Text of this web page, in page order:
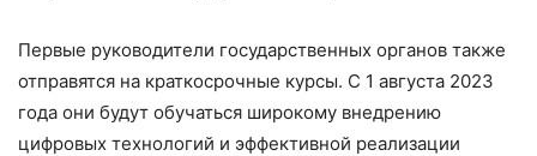
Первые руководители государственных органов также
отправятся на краткосрочные курсы. С 1 августа 2023
года они будут обучаться широкому внедрению
цифровых технологий и эффективной реализации